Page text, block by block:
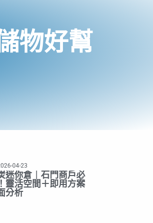
物好幫
04-23
迷你倉｜石門商戶必
靈活空間＋即用方案
分析